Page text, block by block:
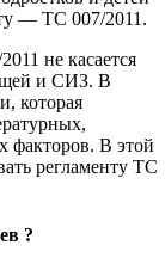
— ТС 007/2011.
не касается
и СИЗ. В
которая
факторов. В этой
регламенту ТС
?